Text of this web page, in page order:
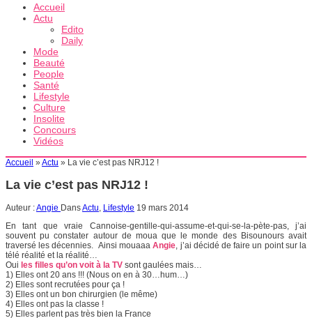
Accueil
Actu
Edito
Daily
Mode
Beauté
People
Santé
Lifestyle
Culture
Insolite
Concours
Vidéos
Accueil » Actu » La vie c’est pas NRJ12 !
La vie c’est pas NRJ12 !
Auteur :Angie DansActu Lifestyle 19 mars 2014
En tant que vraie Cannoise-gentille-qui-assume-et-qui-se-la-pète-pas, j’ai
souvent pu constater autour de moua que le monde des Bisounours avait
traversé les décennies. Ainsi mouaaa Angie , j’ai décidé de faire un point sur la
télé réalité et la réalité…
Oui les filles qu’on voit à la TV sont gaulées mais…
1) Elles ont 20 ans !!! (Nous on en à 30…hum…)
2) Elles sont recrutées pour ça !
3) Elles ont un bon chirurgien (le même)
4) Elles ont pas la classe !
5) Elles parlent pas très bien la France